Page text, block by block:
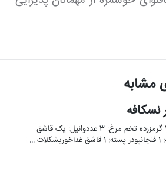
مشابه
مواد لازم:پودر ژلاتین: 12 گرمزرده تخم مرغ: 3 عددوانیل: یک قاشق
…